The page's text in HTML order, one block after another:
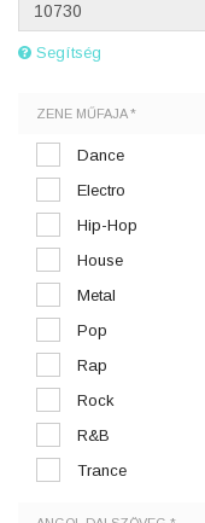
Segítség
ZENE MŰFAJA *
Dance
Electro
Hip-Hop
House
Metal
Pop
Rap
Rock
R&B
Trance